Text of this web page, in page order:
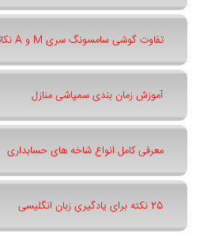
تفاوت گوشی سامسونگ سری ‏M‏ و ‏A نکاتی که باید بدانیم
آموزش زمان بندی سمپاشی منازل
معرفی کامل انواع شاخه های حسابداری
25 نکته برای یادگیری زبان انگلیسی